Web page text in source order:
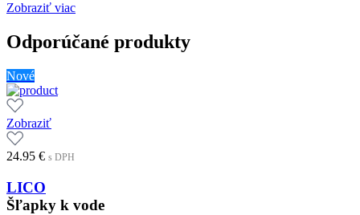
Zobraziť viac
Odporúčané produkty
Nové
Zobraziť
24.95 € s DPH
LICO
Šľapky k vode